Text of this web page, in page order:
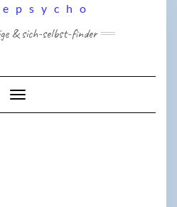
& sich-selbst-finder
Toggle Navigation